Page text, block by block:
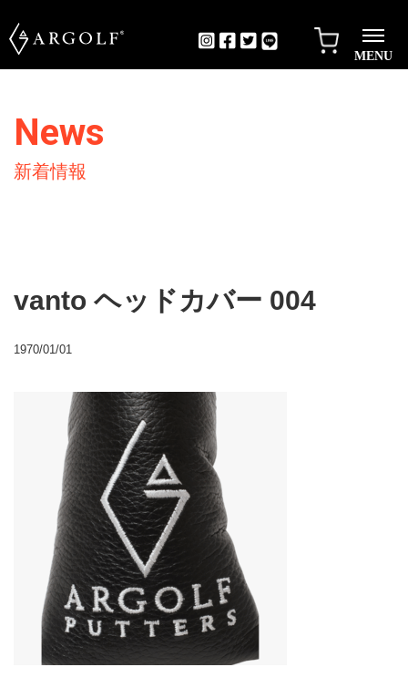
MENU
News
新着情報
vanto ヘッドカバー 004
1970/01/01